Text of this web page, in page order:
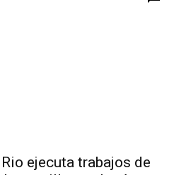
ejecuta trabajos de